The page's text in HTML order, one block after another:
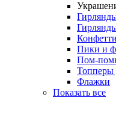
Конфетти
Пики и
Пом-
Топперы
Флажки
Показать все